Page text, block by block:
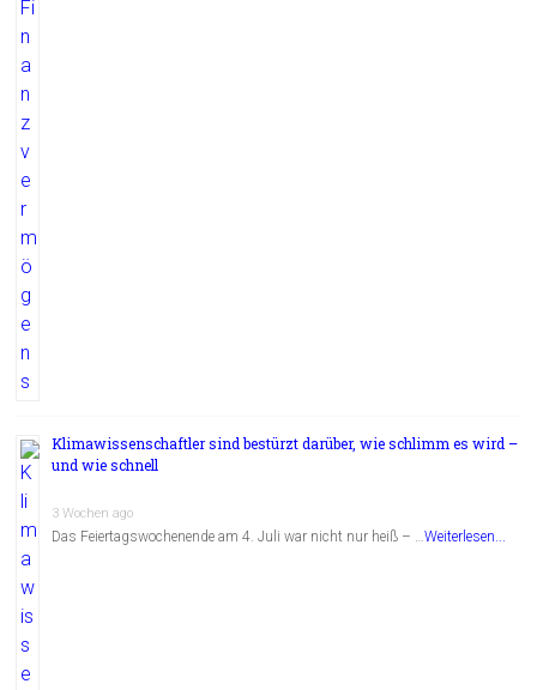
Klimawissenschaftler sind bestürzt darüber, wie schlimm es wird –
und wie schnell
3 Wochen ago
Das Feiertagswochenende am 4. Juli war nicht nur heiß – …Weiterlesen...